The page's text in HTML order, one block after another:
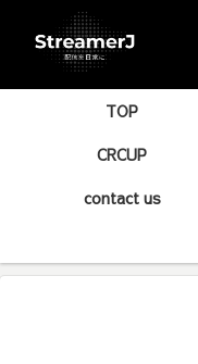
TOP
CRCUP
contact us